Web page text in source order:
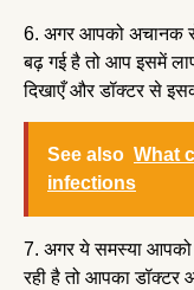
6. अगर आपको अचानक
बढ़ गई है तो आप इसमें
दिखाएँ और डॉक्टर से
See also What
infections
7. अगर ये समस्या आपको
रही है तो आपका